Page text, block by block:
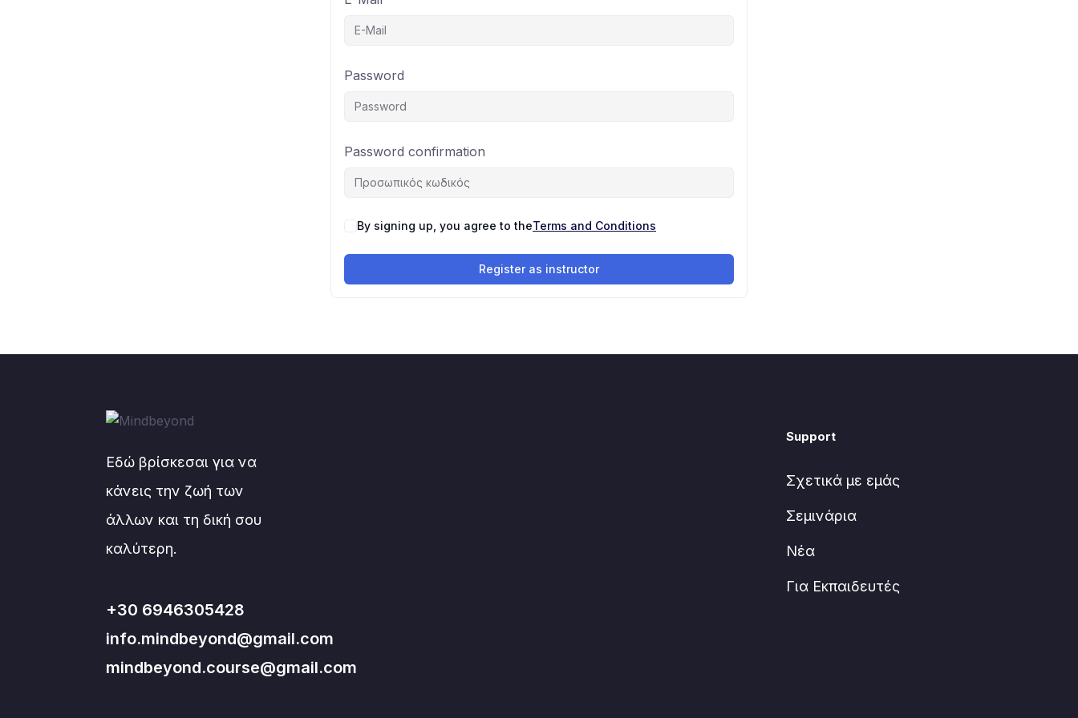
Password
Password confirmation
By signing up, you agree to theTerms and Conditions
Register as instructor
Εδώ βρίσκεσαι για να
κάνεις την ζωή των
άλλων και τη δική σου
καλύτερη.
+30 6946305428
info.mindbeyond@gmail.com
mindbeyond.course@gmail.com
Support
Σχετικά με εμάς
Σεμινάρια
Νέα
Για Εκπαιδευτές